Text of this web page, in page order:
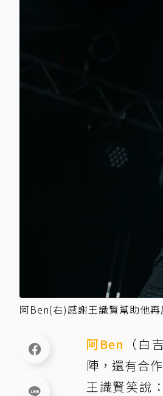
阿Ben(右)感謝王識賢幫助他
阿Ben
（白
陣，還有合
王識賢笑說